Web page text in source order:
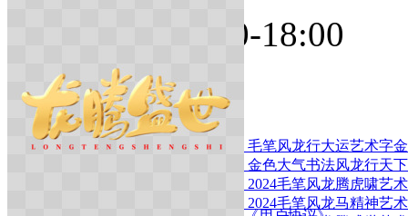
毛笔风龙行大运艺术字
金色大气书法风龙行天
2024毛笔风龙腾虎啸艺
2024毛笔风龙马精神艺
在线时间：9:00-18:00
点击咨询
共享素材